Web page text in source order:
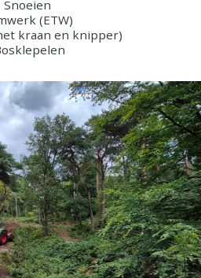
Snoeien
(ETW)
kraan en knipper)